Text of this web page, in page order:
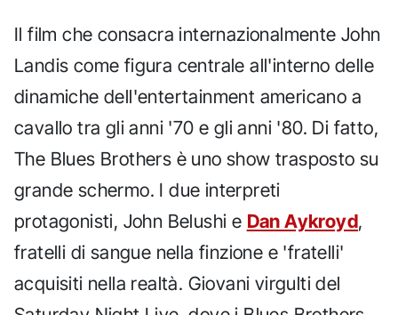
Il film che consacra internazionalmente John
Landis come figura centrale all'interno delle
dinamiche dell'entertainment americano a
cavallo tra gli anni '70 e gli anni '80. Di fatto,
The Blues Brothers è uno show trasposto su
grande schermo. I due interpreti
protagonisti, John Belushi e Dan Aykroyd,
fratelli di sangue nella finzione e 'fratelli'
acquisiti nella realtà. Giovani virgulti del